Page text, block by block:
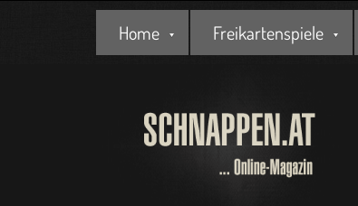
Home Freikartenspiele